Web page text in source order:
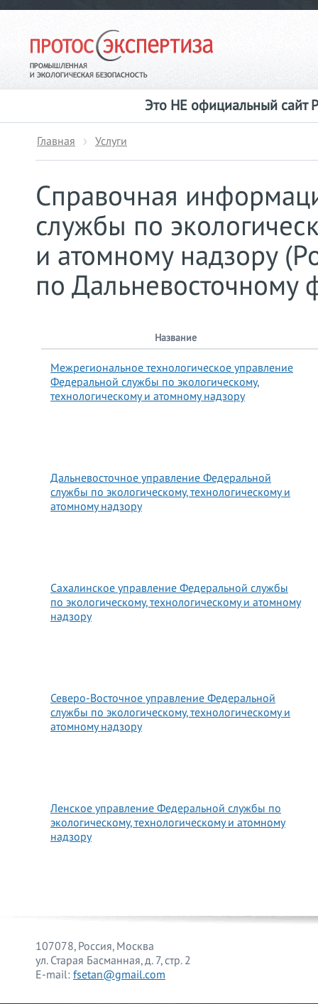
Это НЕ официальный сайт
Главная Услуги
Справочная
службы по
и атомному надзору
по Дальневосточному
Название
Межрегиональное технологическое управление
Федеральной службы по экологическому,
технологическому и атомному надзору
Дальневосточное управление Федеральной
службы по экологическому, технологическому и
атомному надзору
Сахалинское управление Федеральной службы
по экологическому, технологическому и атомному
надзору
Северо-Восточное управление Федеральной
службы по экологическому, технологическому и
атомному надзору
Ленское управление Федеральной службы по
экологическому, технологическому и атомному
надзору
107078, Россия, Москва
ул. Старая Басманная, д. 7, стр. 2
E-mail: fsetan@gmail.com